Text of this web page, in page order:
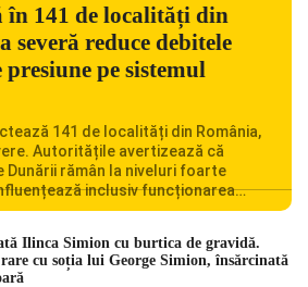
în 141 de localități din
severă reduce debitele
pe sistemul
141 de localități din România,
Autoritățile avertizează că
Dunării rămân la niveluri foarte
inclusiv funcționarea
la Cernavodă. România se confruntă
perioade din punct de vedere
Lipsa […]
Ilinca Simion cu burtica de gravidă.
cu soția lui George Simion, însărcinată